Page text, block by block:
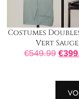
Costumes
Vert Sauge
€549.99 €